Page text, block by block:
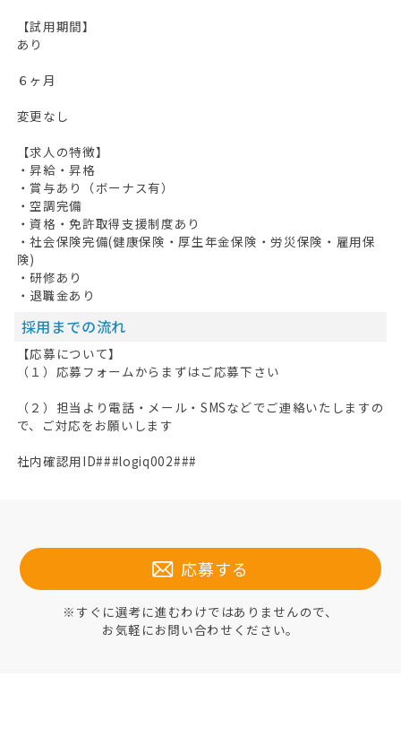
【試用期間】
あり
６ヶ月
変更なし
【求人の特徴】
・昇給・昇格
・賞与あり（ボーナス有）
・空調完備
・資格・免許取得支援制度あり
・社会保険完備(健康保険・厚生年金保険・労災保険・雇用保
険)
・研修あり
・退職金あり
採用までの流れ
【応募について】
（１）応募フォームからまずはご応募下さい
（２）担当より電話・メール・SMSなどでご連絡いたしますの
で、ご対応をお願いします
社内確認用ID###logiq002###
応募する
※すぐに選考に進むわけではありませんので、
お気軽にお問い合わせください。